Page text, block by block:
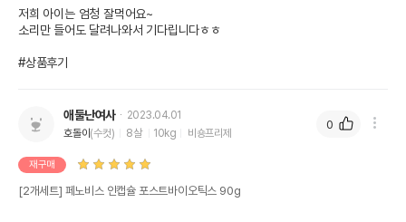
저희 아이는 엄청 잘먹어요~
소리만 들어도 달려나와서 기다립니다ㅎㅎ
#상품후기
애둘난여사
2023.04.01
호돌이 (수컷) 8살 10kg 비숑프리제
재구매
[2개세트] 페노비스 인캡슐 포스트바이오틱스 90g
0